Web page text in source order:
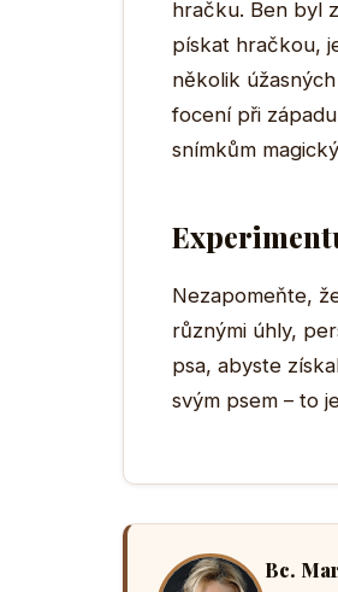
hračku. Ben byl
pískat hračkou,
několik
focení při
snímkům
Nezapomeňte,
různými úhly,
psa, abyste
svým psem – to
Bc.